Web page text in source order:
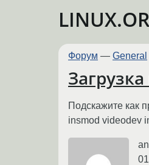
Форум — General
Подскажите как
insmod videodev